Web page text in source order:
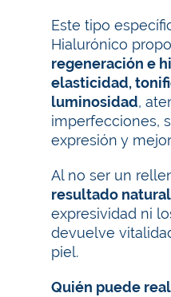
Este tipo
Hialurónico
regeneración e
elasticidad,
luminosidad,
imperfecciones,
expresión y
Al no ser un
resultado natural
expresividad ni
devuelve
piel.
Quién puede